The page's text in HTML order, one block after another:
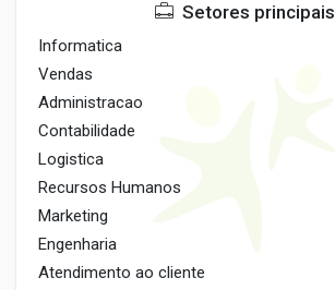
Setores principais
Informatica
Vendas
Administracao
Contabilidade
Logistica
Recursos Humanos
Marketing
Engenharia
Atendimento ao cliente